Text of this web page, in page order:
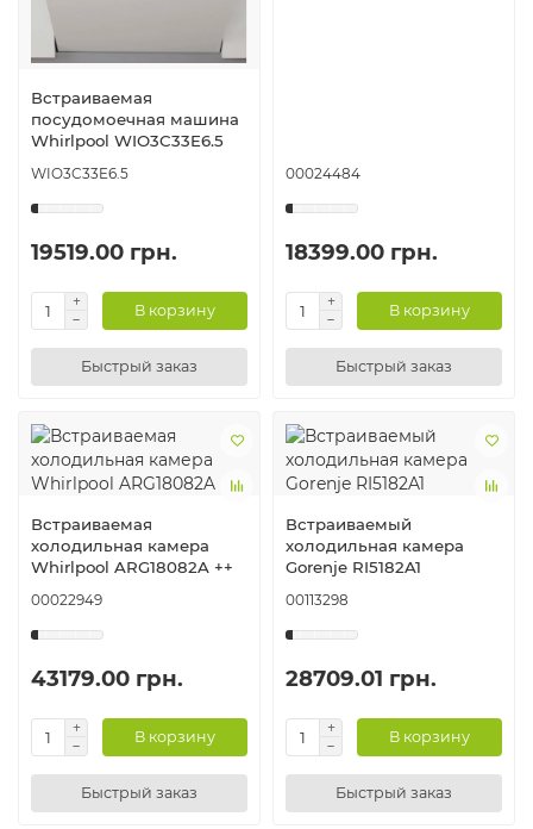
Встраиваемая
посудомоечная машина
Whirlpool WIO3C33E6.5
WIO3C33E6.5
19519.00 грн.
В корзину
Быстрый заказ
00024484
18399.00 грн.
В корзину
Быстрый заказ
Встраиваемая
холодильная камера
Whirlpool ARG18082A ++
00022949
43179.00 грн.
В корзину
Быстрый заказ
Встраиваемый
холодильная камера
Gorenje RI5182A1
00113298
28709.01 грн.
В корзину
Быстрый заказ